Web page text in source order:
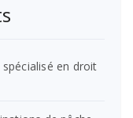
spécialisé en droit